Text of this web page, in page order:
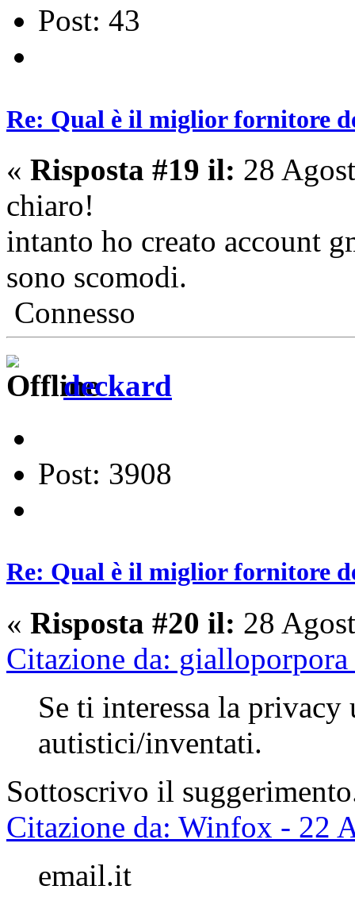
Post: 43
Re: Qual è il miglior fornitore
« Risposta #19 il: 28
chiaro!
intanto ho creato account
sono scomodi.
Connesso
deckard
Post: 3908
Re: Qual è il miglior fornitore
« Risposta #20 il: 28
Citazione da:
Se ti interessa la
autistici/inventati.
Sottoscrivo il
Citazione da: Winfox - 22
email.it